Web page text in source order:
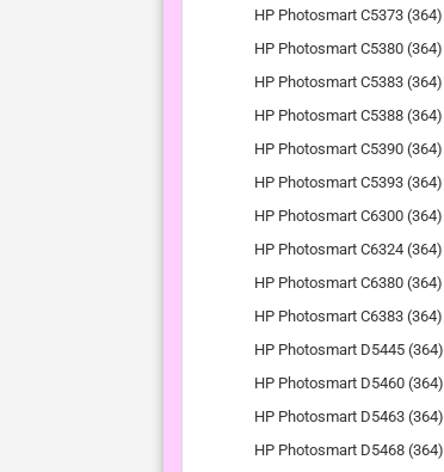
HP Photosmart C5373 (364)
HP Photosmart C5380 (364)
HP Photosmart C5383 (364)
HP Photosmart C5388 (364)
HP Photosmart C5390 (364)
HP Photosmart C5393 (364)
HP Photosmart C6300 (364)
HP Photosmart C6324 (364)
HP Photosmart C6380 (364)
HP Photosmart C6383 (364)
HP Photosmart D5445 (364)
HP Photosmart D5460 (364)
HP Photosmart D5463 (364)
HP Photosmart D5468 (364)